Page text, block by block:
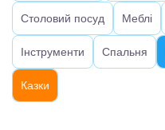
Столовий посуд Меблі
Інструменти Спальня
Казки